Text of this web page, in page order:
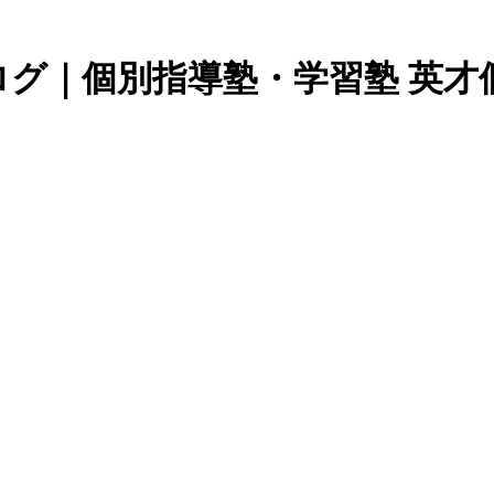
｜個別指導塾・学習塾 英才